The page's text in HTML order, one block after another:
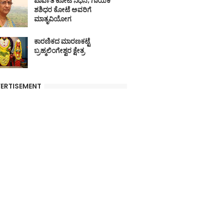
ಶಶಿಧರ ಕೋಟೆ ಅವರಿಗೆ
ಮಾತೃವಿಯೋಗ
ಕಾರಣಿಕದ ಮಾರಣಕಟ್ಟೆ
ಬ್ರಹ್ಮಲಿಂಗೇಶ್ವರ ಕ್ಷೇತ್ರ